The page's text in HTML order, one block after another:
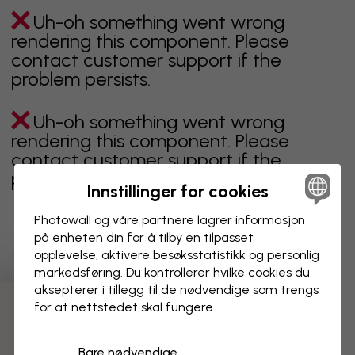
Uh-oh something went wrong
rendering this component. Please
contact customer support if the
problem persists.
Uh-oh something went wrong
rendering this component. Please
contact customer support if the
problem persists.
Viser side 1 av 1 sider
Oppdag fleire kategoriar
Innstillinger for cookies
Photowall og våre partnere lagrer informasjon
på enheten din for å tilby en tilpasset
opplevelse, aktivere besøks­statistikk og personlig
markedsføring. Du kontrollerer hvilke cookies du
aksepterer i tillegg til de nødvendige som trengs
for at nettstedet skal fungere.